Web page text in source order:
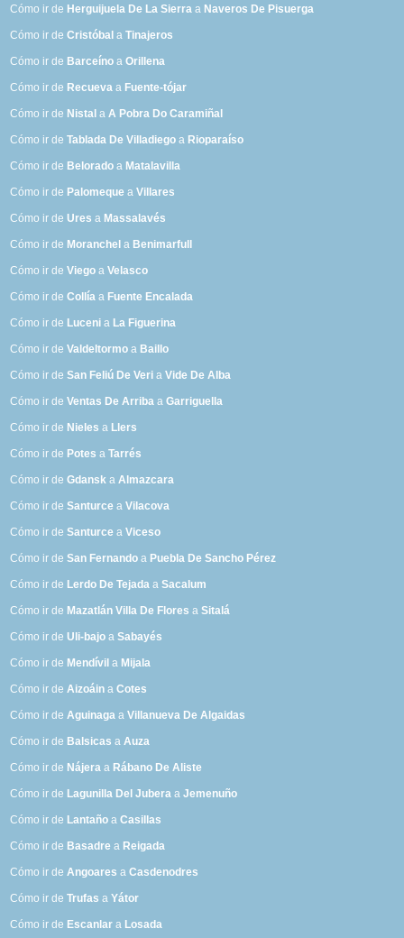
Cómo ir de Herguijuela De La Sierra a Naveros De Pisuerga
Cómo ir deCristóbal aTinajeros
Cómo ir de Barceíno aOrillena
Cómo ir de Recueva a Fuente-tójar
Cómo ir de Nistal aA Pobra Do Caramiñal
Cómo ir deTablada De Villadiego a Rioparaíso
Cómo ir de Belorado a Matalavilla
Cómo ir de Palomeque aVillares
Cómo ir deUres a Massalavés
Cómo ir de Moranchel a Benimarfull
Cómo ir deViego aVelasco
Cómo ir deCollía a Fuente Encalada
Cómo ir de Luceni a La Figuerina
Cómo ir deValdeltormo a Baillo
Cómo ir deSan Feliú De Veri aVide De Alba
Cómo ir deVentas De Arriba aGarriguella
Cómo ir de Nieles a Llers
Cómo ir de Potes aTarrés
Cómo ir deGdansk aAlmazcara
Cómo ir deSanturce aVilacova
Cómo ir deSanturce aViceso
Cómo ir deSan Fernando a Puebla De Sancho Pérez
Cómo ir de Lerdo De Tejada aSacalum
Cómo ir de Mazatlán Villa De Flores aSitalá
Cómo ir deUli-bajo aSabayés
Cómo ir de Mendívil a Mijala
Cómo ir deAizoáin aCotes
Cómo ir deAguinaga aVillanueva De Algaidas
Cómo ir de Balsicas aAuza
Cómo ir de Nájera a Rábano De Aliste
Cómo ir de Lagunilla Del Jubera aJemenuño
Cómo ir de Lantaño aCasillas
Cómo ir de Basadre a Reigada
Cómo ir deAngoares aCasdenodres
Cómo ir deTrufas aYátor
Cómo ir de Escanlar a Losada